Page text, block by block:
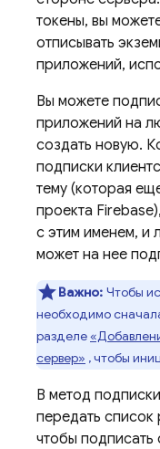
токены, вы
отписывать
приложений,
Вы можете
приложений на
создать новую.
подписки
тему (которая
проекта
с этим именем, и
может на нее
Важно: Чтобы
необходимо
разделе
сервер» , чтобы
В метод подписки
передать список
чтобы подписать